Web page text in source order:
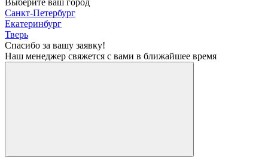
Санкт-Петербург
Екатеринбург
Тверь
Спасибо за вашу заявку!
Наш менеджер свяжется с вами в ближайшее время